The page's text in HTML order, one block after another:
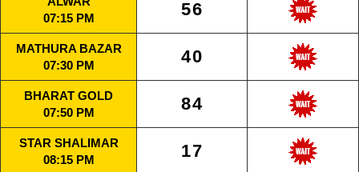
07:15 PM
56
MATHURA BAZAR
07:30 PM
40
BHARAT GOLD
07:50 PM
84
STAR SHALIMAR
08:15 PM
17